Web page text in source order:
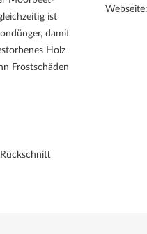
ist
damit
Holz
Frostschäden